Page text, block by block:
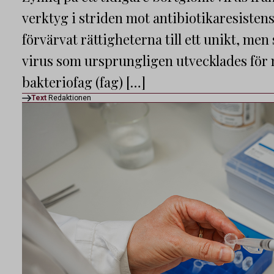
verktyg i striden mot
förvärvat rättigheterna till ett unikt, men
virus som ursprungligen utvecklades för
bakteriofag (fag) […]
Text Redaktionen